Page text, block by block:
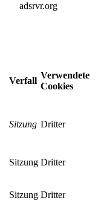
adsrvr.org
Verfall
Verwendete
Cookies
Sitzung Dritter
Sitzung Dritter
Sitzung Dritter